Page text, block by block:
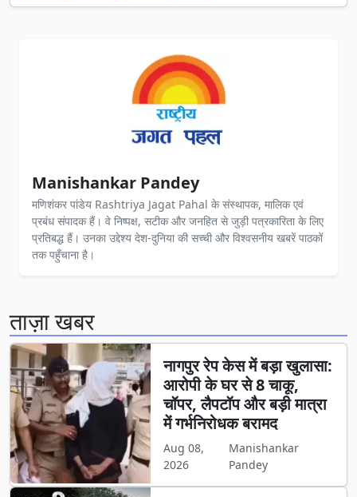
Manishankar Pandey
मणिशंकर पांडेय Rashtriya Jagat Pahal के संस्थापक, मालिक एवं
प्रबंध संपादक हैं। वे निष्पक्ष, सटीक और जनहित से जुड़ी पत्रकारिता के लिए
प्रतिबद्ध हैं। उनका उद्देश्य देश-दुनिया की सच्ची और विश्वसनीय खबरें पाठकों
तक पहुँचाना है।
ताज़ा खबर
नागपुर रेप केस में बड़ा खुलासा:
आरोपी के घर से 8 चाकू,
चॉपर, लैपटॉप और बड़ी मात्रा
में गर्भनिरोधक बरामद
Aug 08,
2026
Manishankar
Pandey